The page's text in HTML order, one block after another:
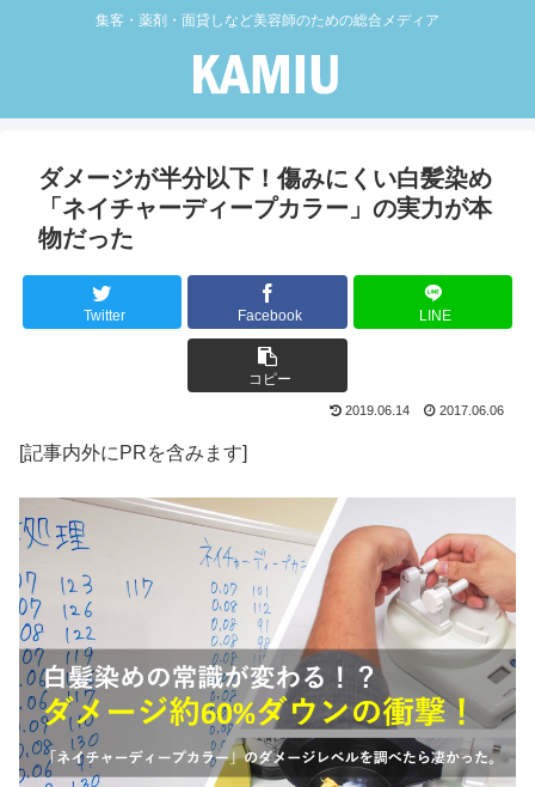
集客・薬剤・面貸しなど美容師のための総合メディア
ダメージが半分以下！傷みにくい白髪染め
「ネイチャーディープカラー」の実力が本
物だった
Twitter Facebook LINE
コピー
2019.06.14 2017.06.06
[記事内外にPRを含みます]